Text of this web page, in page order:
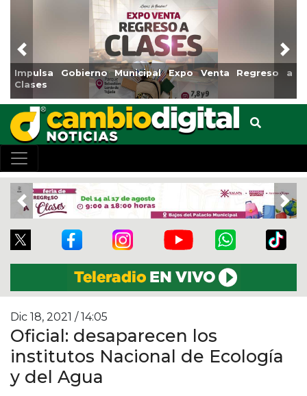
Impulsa Gobierno Municipal Expo Venta Regreso a
Clases
Previous
Previous
Dic 18, 2021 / 14:05
Oficial: desaparecen los
institutos Nacional de Ecología
y del Agua